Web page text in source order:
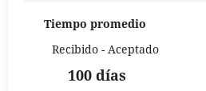
Tiempo promedio
Recibido - Aceptado
100 días